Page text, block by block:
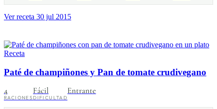
Ver receta 30 jul 2015
Receta
Paté de champiñones y Pan de tomate crudivegano
4
RACIONES
Fácil
DIFICULTAD
Entrante